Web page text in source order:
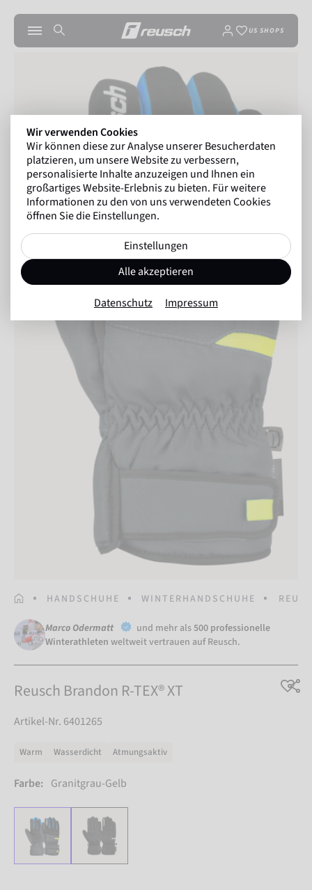
US SHOPS
STARTSEITEHANDSCHUHE WINTERHANDSCHUHE
Marco Odermatt und mehr als500 professionelle
Winterathleten weltweit vertrauen auf Reusch.
Reusch Brandon R-TEX® XT
Artikel-Nr. 6401265
Warm Wasserdicht Atmungsaktiv
Farbe: Granitgrau-Gelb
Wir verwenden Cookies
Wir können diese zur Analyse unserer Besucherdaten
platzieren, um unsere Website zu verbessern,
personalisierte Inhalte anzuzeigen und Ihnen ein
großartiges Website-Erlebnis zu bieten. Für weitere
Informationen zu den von uns verwendeten Cookies
öffnen Sie die Einstellungen.
Einstellungen
Alle akzeptieren
Datenschutz Impressum